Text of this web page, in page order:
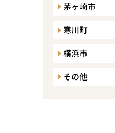
茅ヶ崎市
寒川町
横浜市
その他